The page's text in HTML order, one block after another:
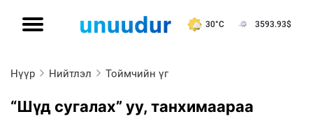
30°C 3593.93$
Нүүр Нийтлэл Тоймчийн үг
“Шүд сугалах” уу, танхимаараа